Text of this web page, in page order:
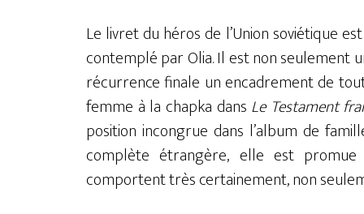
Le livret du héros de l’Union soviétique
contemplé par Olia. Il est non seulement
récurrence finale un encadrement de
femme à la chapka dans Le Testament
position incongrue dans l’album de
complète étrangère, elle est
comportent très certainement, non